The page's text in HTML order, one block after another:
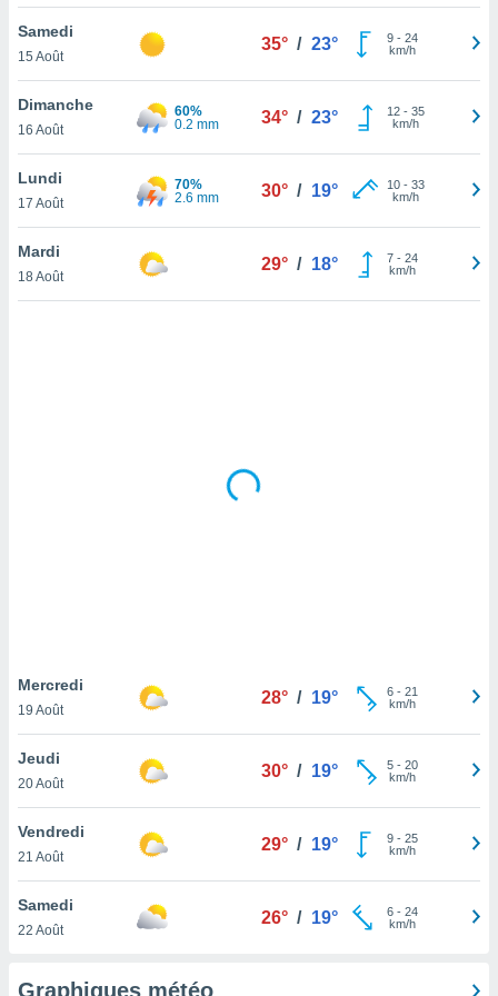
votre
à
en
le
notre
que
et que
Samedi
15 Août
35° / 23° 9- 24
km/h
Dimanche
16 Août
60%
0.2 mm
34° / 23° 12- 35
km/h
Lundi
17 Août
70%
2.6 mm
30° / 19° 10- 33
km/h
Mardi
18 Août
29° / 18° 7- 24
km/h
Mercredi
19 Août
28° / 19° 6- 21
km/h
Jeudi
20 Août
30° / 19° 5- 20
km/h
Vendredi
21 Août
29° / 19° 9- 25
km/h
Samedi
22 Août
26° / 19° 6- 24
km/h
Graphiques météo